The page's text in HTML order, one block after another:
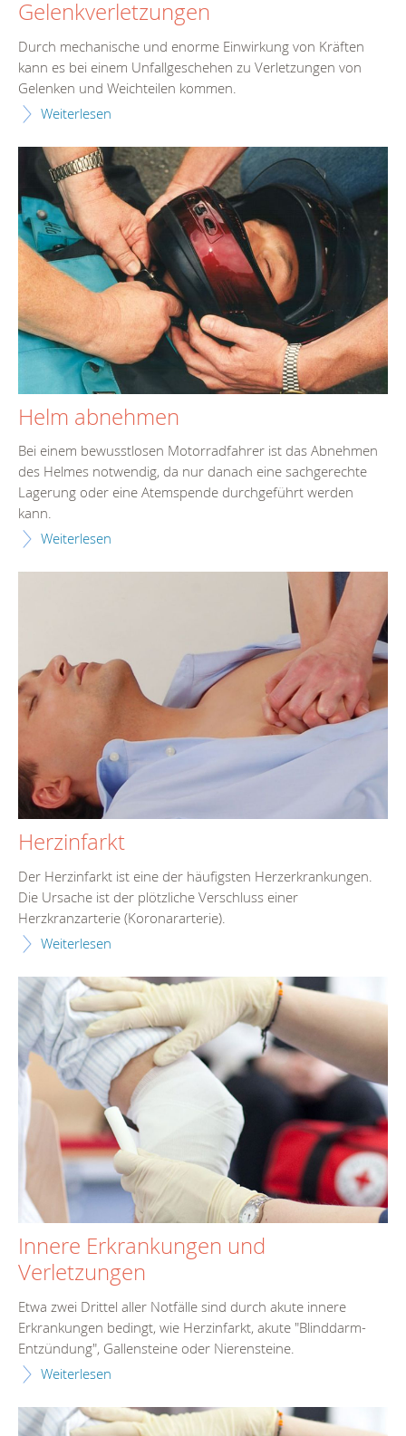
Gelenkverletzungen
Durch mechanische und enorme Einwirkung von Kräften
kann es bei einem Unfallgeschehen zu Verletzungen von
Gelenken und Weichteilen kommen.
Weiterlesen
Helm abnehmen
Bei einem bewusstlosen Motorradfahrer ist das Abnehmen
des Helmes notwendig, da nur danach eine sachgerechte
Lagerung oder eine Atemspende durchgeführt werden
kann.
Weiterlesen
Herzinfarkt
Der Herzinfarkt ist eine der häufigsten Herzerkrankungen.
Die Ursache ist der plötzliche Verschluss einer
Herzkranzarterie (Koronararterie).
Weiterlesen
Innere Erkrankungen und
Verletzungen
Etwa zwei Drittel aller Notfälle sind durch akute innere
Erkrankungen bedingt, wie Herzinfarkt, akute "Blinddarm-
Entzündung", Gallensteine oder Nierensteine.
Weiterlesen